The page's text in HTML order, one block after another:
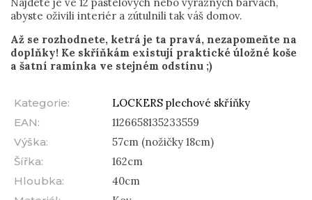
abyste oživili interiér a zútulnili tak váš domov.
Až se rozhodnete, ketrá je ta pravá, nezapomeňte na
doplňky! Ke skříňkám existují praktické úložné koše
a šatní ramínka ve stejném odstínu ;)
Kategorie:
LOCKERS plechové skříňky
EAN:
1126658135233559
Výška:
57cm (nožičky 18cm)
Šířka:
162cm
Hloubka:
40cm